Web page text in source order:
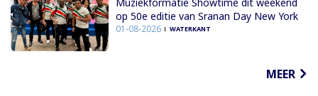
Muziekformatie Showtime dit weekend
op 50e editie van Sranan Day New York
01-08-2026 WATERKANT
MEER